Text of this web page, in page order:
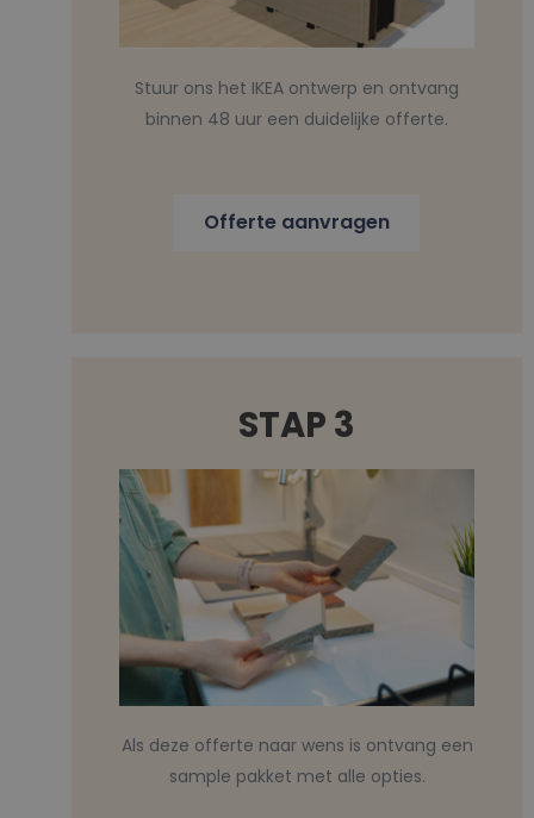
Stuur ons het IKEA ontwerp en ontvang
binnen 48 uur een duidelijke offerte.
Offerte aanvragen
STAP 3
Als deze offerte naar wens is ontvang een
sample pakket met alle opties.